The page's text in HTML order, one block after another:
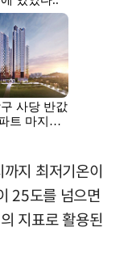
지 최저기온이
25도를 넘으면
지표로 활용된